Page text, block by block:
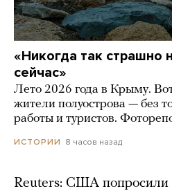
«Никогда так страшно
сейчас»
Лето 2026 года в Крыму.
жители полуострова — без
работы и туристов.
ИСТОРИИ 8 часов назад
Reuters: США попросили